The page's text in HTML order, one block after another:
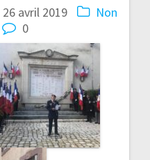
26 avril 2019
Non
0